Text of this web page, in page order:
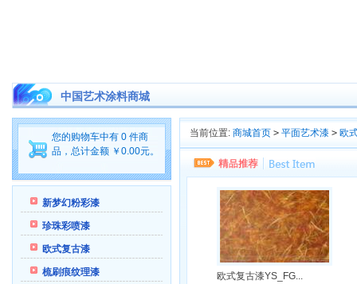
中国艺术涂料商城
您的购物车中有 0 件商
品，总计金额 ￥0.00元。
新梦幻粉彩漆
珍珠彩喷漆
欧式复古漆
梳刷痕纹理漆
当前位置: 商城首页 > 平面艺术漆 > 欧
欧式复古漆YS_FG...